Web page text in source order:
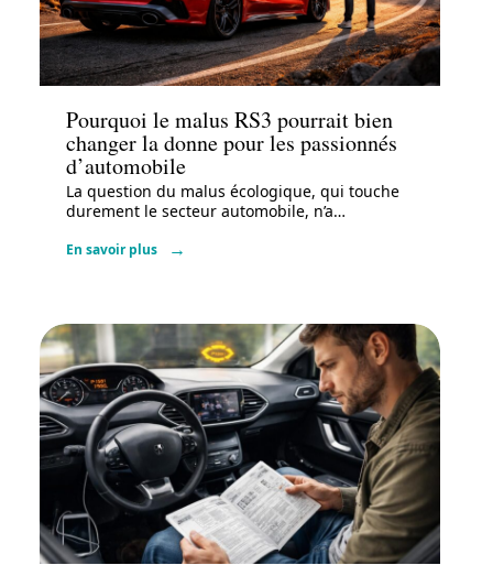
Administratif
Pourquoi le malus RS3 pourrait bien
changer la donne pour les passionnés
d’automobile
La question du malus écologique, qui touche
durement le secteur automobile, n’a…
En savoir plus
Administratif